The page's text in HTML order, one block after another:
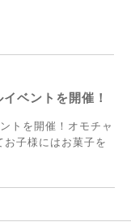
ベントを開催！
トを開催！オモチャ
子様にはお菓子を